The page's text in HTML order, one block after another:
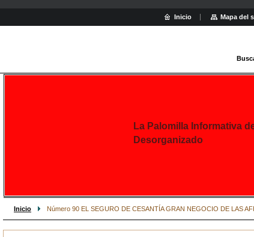
La Palomilla Informativa
Desorganizado
Inicio Número 90 EL SEGURO DE CESANTÍA GRAN NEGOCIO DE LAS
Inicio Mapa del